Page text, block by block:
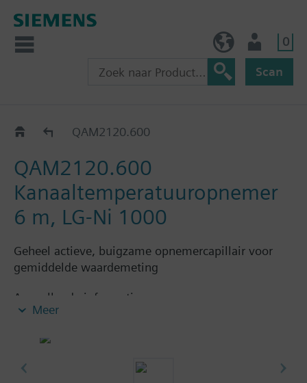
0
Scan
QAM21..QAM2120.600
QAM2120.600
Kanaaltemperatuuropnemer
6 m, LG-Ni 1000
Geheel actieve, buigzame opnemercapillair voor
gemiddelde waardemeting
Aanvullende informatie
In de leveringsomvang zijn montageflens AQM63.0
Meer